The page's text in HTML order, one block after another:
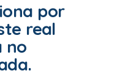
por
real
no